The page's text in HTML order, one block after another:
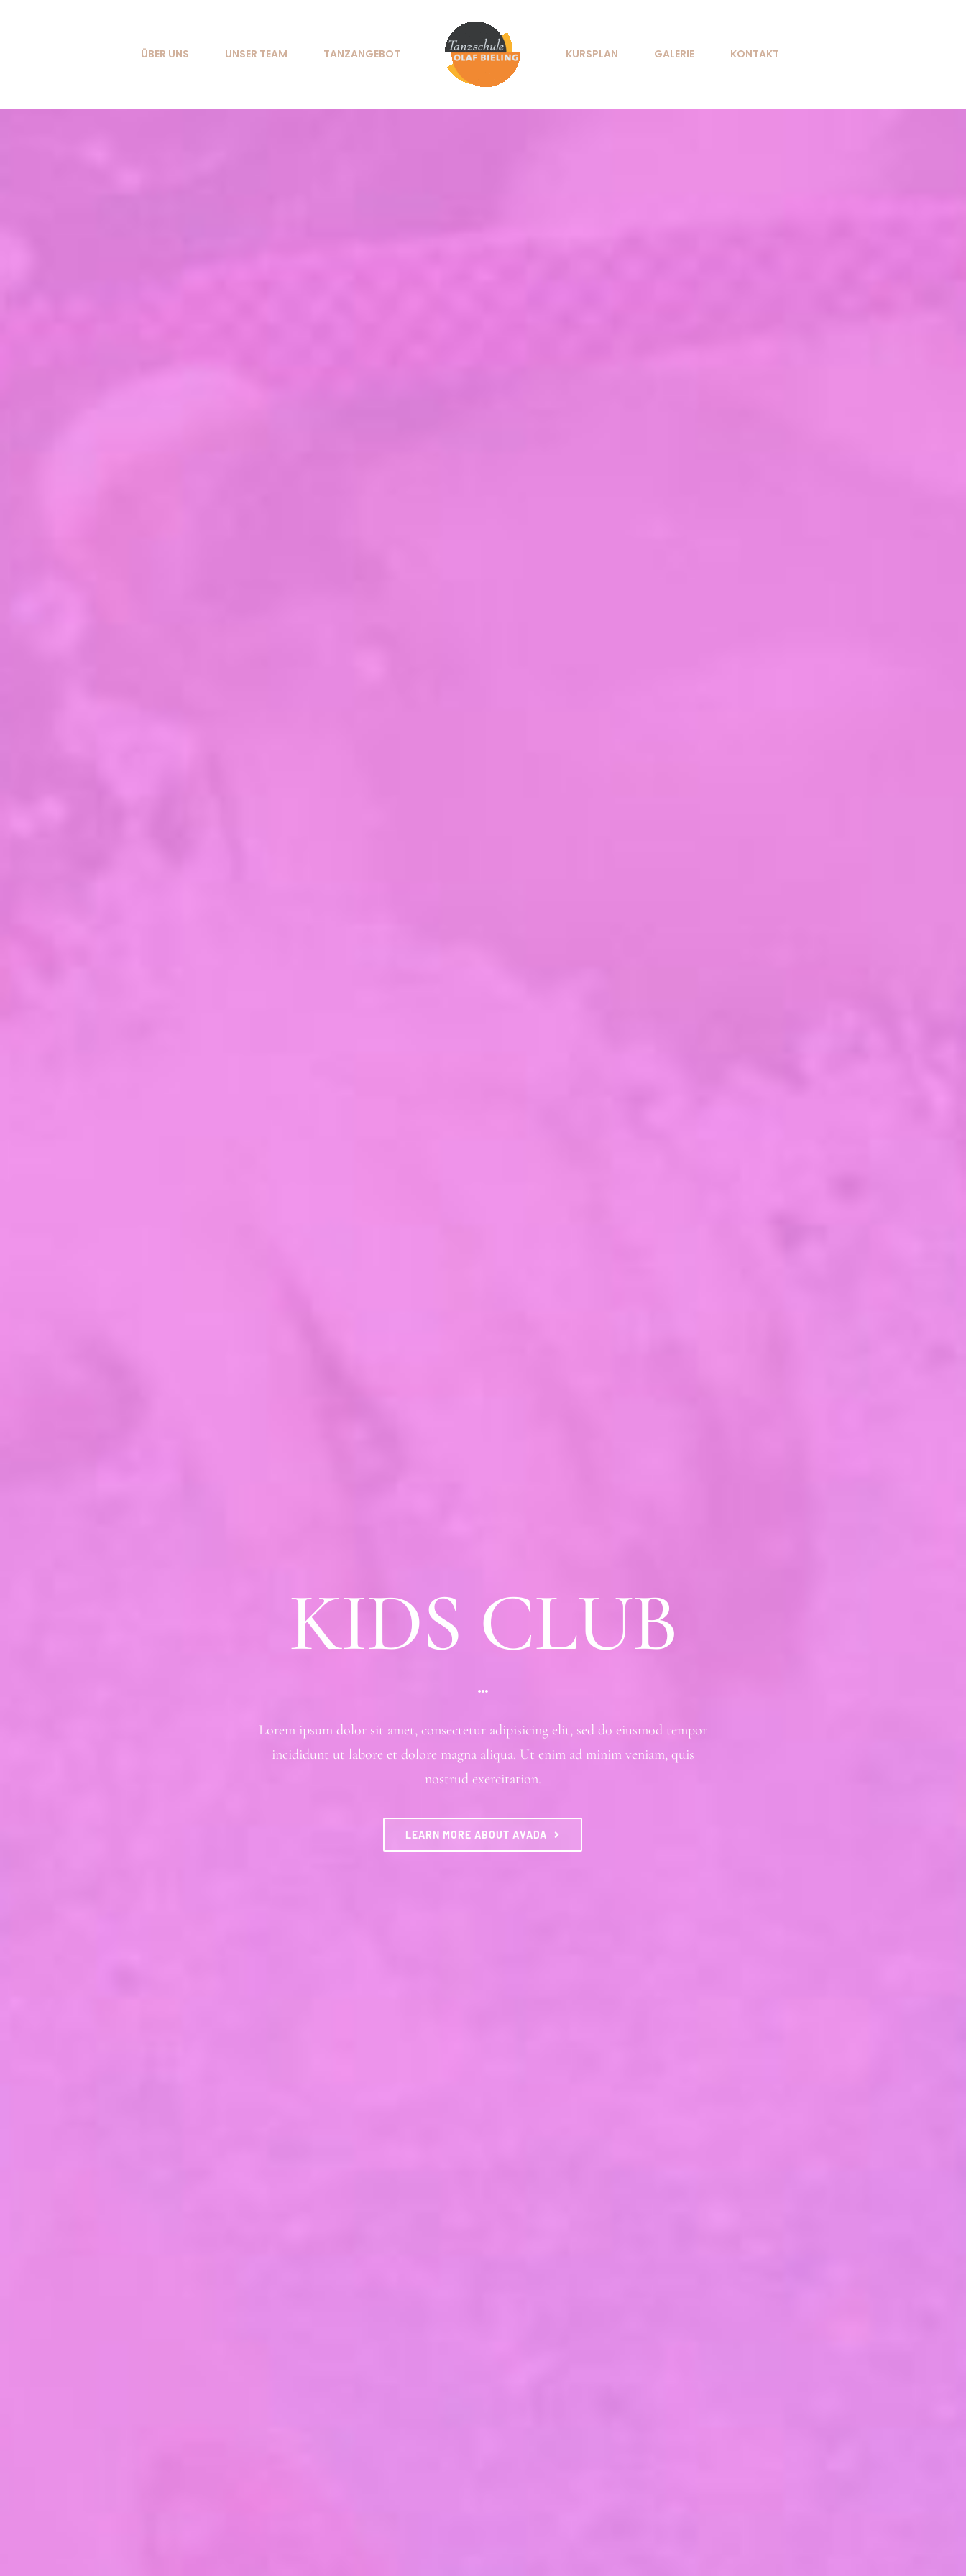
ÜBER UNS UNSER TEAM TANZANGEBOT KURSPLAN GALERIE KONTAKT
KIDS CLUB
Lorem ipsum dolor sit amet, consectetur adipisicing elit, sed do eiusmod tempor
incididunt ut labore et dolore magna aliqua. Ut enim ad minim veniam, quis
nostrud exercitation.
LEARN MORE ABOUT AVADA